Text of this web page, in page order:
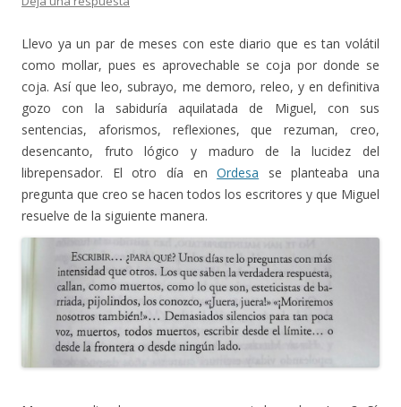
Llevo ya un par de meses con este diario que es tan volátil
como mollar, pues es aprovechable se coja por donde se
coja. Así que leo, subrayo, me demoro, releo, y en definitiva
gozo con la sabiduría aquilatada de Miguel, con sus
sentencias, aforismos, reflexiones, que rezuman, creo,
desencanto, fruto lógico y maduro de la lucidez del
librepensador. El otro día enOrdesa se planteaba una
pregunta que creo se hacen todos los escritores y que Miguel
resuelve de la siguiente manera.